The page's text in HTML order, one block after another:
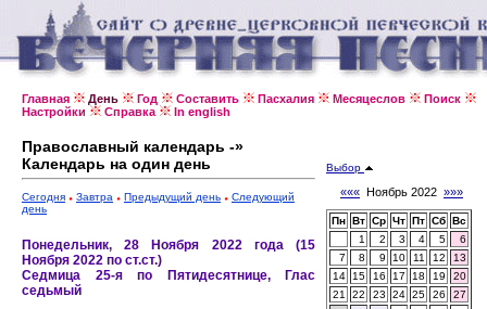
Главная День Год Составить Пасхалия Месяцеслов
Поиск
Настройки
Справка In english
Православный календарь -»
Календарь на один день
Сегодня Завтра Предыдущий день
Следующий
день
Понедельник, 28 Ноября 2022 года (15
Ноября 2022 по ст.ст.)
Седмица 25-я по Пятидесятнице, Глас
седьмый
Выбор
««« Ноябрь 2022 »»»
Пн Вт Ср Чт Пт Сб Вс
1
2 3 4 5
6
7
8 9 10 11 12
13
14
15 16 17 18 19
20
21
22 23 24 25 26
27